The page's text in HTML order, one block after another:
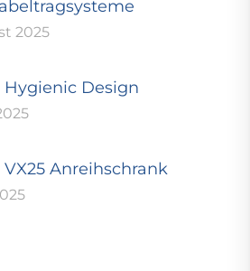
2025
Hygienic Design
VX25 Anreihschrank